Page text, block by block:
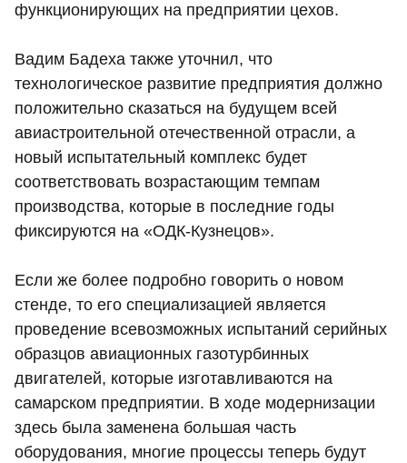
функционирующих на предприятии цехов.
Вадим Бадеха также уточнил, что
технологическое развитие предприятия должно
положительно сказаться на будущем всей
авиастроительной отечественной отрасли, а
новый испытательный комплекс будет
соответствовать возрастающим темпам
производства, которые в последние годы
фиксируются на «ОДК-Кузнецов».
Если же более подробно говорить о новом
стенде, то его специализацией является
проведение всевозможных испытаний серийных
образцов авиационных газотурбинных
двигателей, которые изготавливаются на
самарском предприятии. В ходе модернизации
здесь была заменена большая часть
оборудования, многие процессы теперь будут